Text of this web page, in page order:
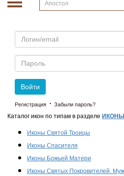
Email
Пароль
Войти
Регистрация · Забыли пароль?
Каталог икон по типам в разделе ИКОНЫ
Иконы Святой Троицы
Иконы Спасителя
Иконы Божьей Матери
Иконы Святых Покровителей.